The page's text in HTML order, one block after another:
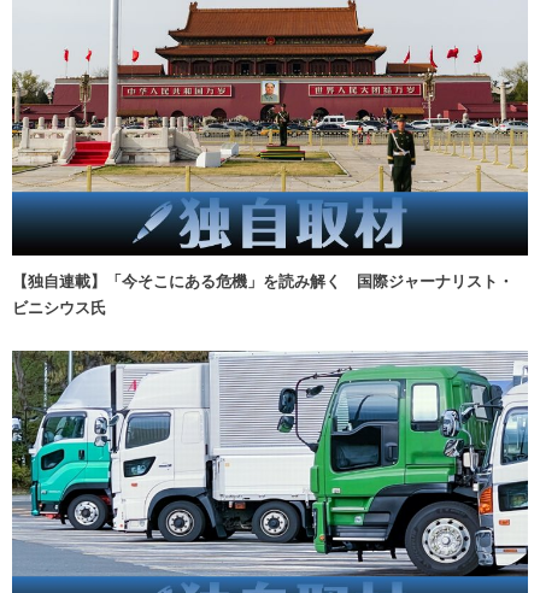
【独自連載】「今そこにある危機」を読み解く 国際ジャーナリスト・
ビニシウス氏